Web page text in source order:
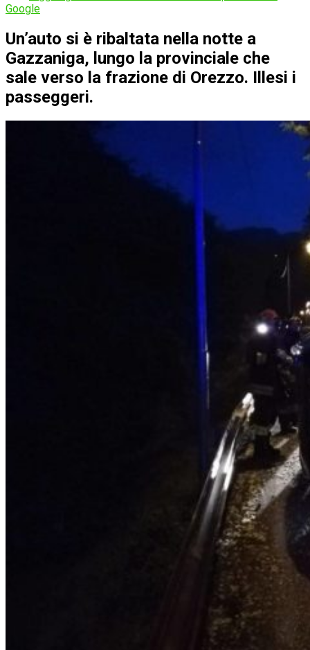
Google
Un’auto si è ribaltata nella notte a
Gazzaniga, lungo la provinciale che
sale verso la frazione di Orezzo. Illesi i
passeggeri.